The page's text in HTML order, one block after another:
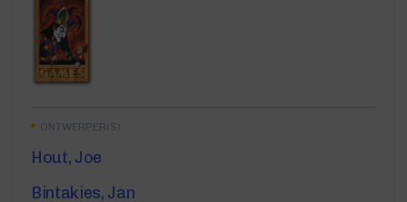
ONTWERPER(S)
Hout, Joe
Bintakies, Jan